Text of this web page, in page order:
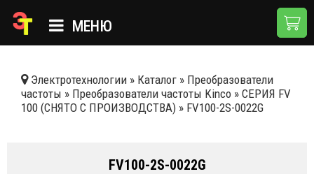
МЕНЮ
КАТАЛОГ
Электротехнологии » Каталог » Преобразователи
частоты » Преобразователи частоты Kinco » СЕРИЯ FV
100 (СНЯТО С ПРОИЗВОДСТВА) » FV100-2S-0022G
FV100-2S-0022G